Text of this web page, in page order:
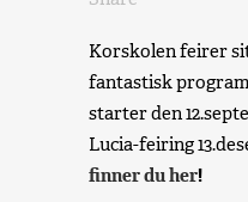
Korskolen feirer
fantastisk
starter den
Lucia-feiring
finner du her!